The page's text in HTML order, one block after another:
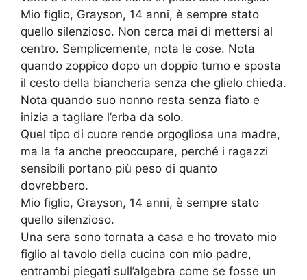
Mio figlio, Grayson, 14 anni, è sempre stato
quello silenzioso. Non cerca mai di mettersi al
centro. Semplicemente, nota le cose. Nota
quando zoppico dopo un doppio turno e sposta
il cesto della biancheria senza che glielo chieda.
Nota quando suo nonno resta senza fiato e
inizia a tagliare l’erba da solo.
Quel tipo di cuore rende orgogliosa una madre,
ma la fa anche preoccupare, perché i ragazzi
sensibili portano più peso di quanto
dovrebbero.
Mio figlio, Grayson, 14 anni, è sempre stato
quello silenzioso.
Una sera sono tornata a casa e ho trovato mio
figlio al tavolo della cucina con mio padre,
entrambi piegati sull’algebra come se fosse un